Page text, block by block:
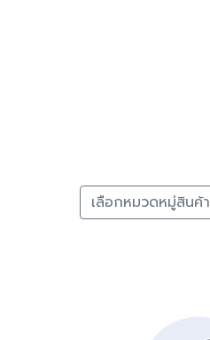
เลือกหมวดหมู่สินค้า